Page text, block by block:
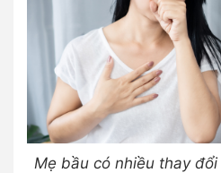
Mẹ bầu có nhiều thay